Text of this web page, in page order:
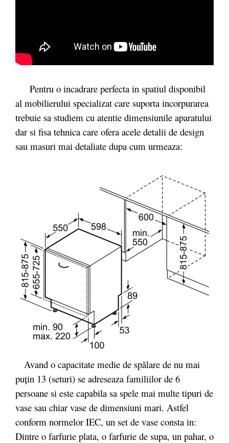
Pentru o incadrare perfecta in spatiul disponibil
al mobilierului specializat care suporta incorpurarea
trebuie sa studiem cu atentie dimensiunile aparatului
dar si fisa tehnica care ofera acele detalii de design
sau masuri mai detaliate dupa cum urmeaza:
Avand o capacitate medie de spălare de nu mai
puțin 13 (seturi) se adreseaza familiilor de 6
persoane si este capabila sa spele mai multe tipuri de
vase sau chiar vase de dimensiuni mari. Astfel
conform normelor IEC, un set de vase consta in:
Dintre o farfurie plata, o farfurie de supa, un pahar, o